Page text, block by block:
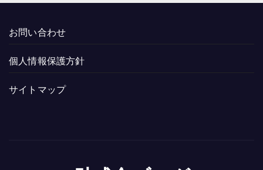
お問い合わせ
個人情報保護方針
サイトマップ